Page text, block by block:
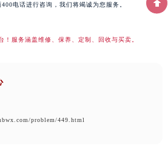
电话进行咨询，我们将竭诚为您服务。
problem/449.html